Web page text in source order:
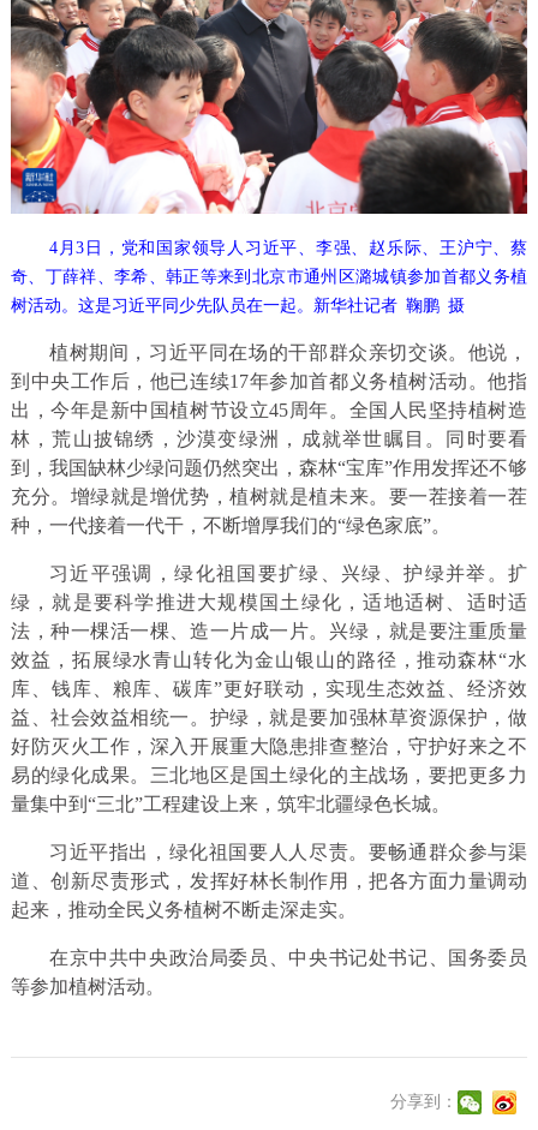
4月3日，党和国家领导人习近平、李强、赵乐际、王沪宁、蔡
奇、丁薛祥、李希、韩正等来到北京市通州区潞城镇参加首都义务植
树活动。这是习近平同少先队员在一起。新华社记者 鞠鹏 摄
植树期间，习近平同在场的干部群众亲切交谈。他说，
到中央工作后，他已连续17年参加首都义务植树活动。他指
出，今年是新中国植树节设立45周年。全国人民坚持植树造
林，荒山披锦绣，沙漠变绿洲，成就举世瞩目。同时要看
到，我国缺林少绿问题仍然突出，森林“宝库”作用发挥还不够
充分。增绿就是增优势，植树就是植未来。要一茬接着一茬
种，一代接着一代干，不断增厚我们的“绿色家底”。
习近平强调，绿化祖国要扩绿、兴绿、护绿并举。扩
绿，就是要科学推进大规模国土绿化，适地适树、适时适
法，种一棵活一棵、造一片成一片。兴绿，就是要注重质量
效益，拓展绿水青山转化为金山银山的路径，推动森林“水
库、钱库、粮库、碳库”更好联动，实现生态效益、经济效
益、社会效益相统一。护绿，就是要加强林草资源保护，做
好防灭火工作，深入开展重大隐患排查整治，守护好来之不
易的绿化成果。三北地区是国土绿化的主战场，要把更多力
量集中到“三北”工程建设上来，筑牢北疆绿色长城。
习近平指出，绿化祖国要人人尽责。要畅通群众参与渠
道、创新尽责形式，发挥好林长制作用，把各方面力量调动
起来，推动全民义务植树不断走深走实。
在京中共中央政治局委员、中央书记处书记、国务委员
等参加植树活动。
分享到：